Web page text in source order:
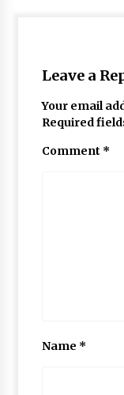
Leave a
Your email
Required
Comment *
Name *